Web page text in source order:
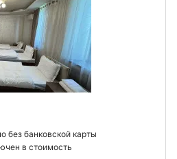
без банковской карты
в стоимость